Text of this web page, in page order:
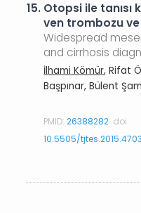
15. Otopsi ile tanısı
ven trombozu
Widespread
and cirrhosis
İlhami Kömür, Rifat
Başpınar, Bülent
PMID:26388282 doi:
10.5505/